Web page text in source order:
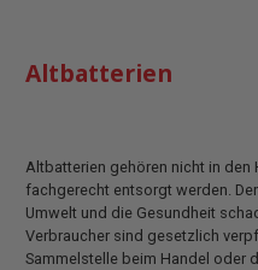
Altbatterien
Altbatterien gehören nicht in den
fachgerecht entsorgt werden.
Umwelt und die Gesundheit
Verbraucher sind gesetzlich
Sammelstelle beim Handel oder